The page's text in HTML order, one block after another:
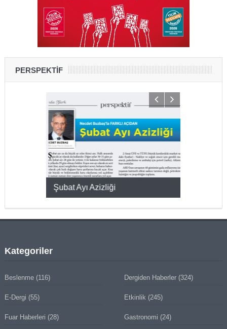
PERSPEKTİF
Şubat Ayı Azizliği
Kategoriler
Beslenme(116) Dergiden Haberler (324)
E-Dergi (55) Etkinlik (245)
Fuar Haberleri (28) Gastronomi (24)